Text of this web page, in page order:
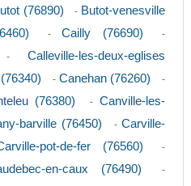
(76890) - Butot-venesville
-Cailly (76690) -
Calleville-les-deux-eglises
- Canehan (76260) -
(76380) -Canville-les-
barville (76450) -Carville-
pot-de-fer (76560) -
en-caux (76490) -